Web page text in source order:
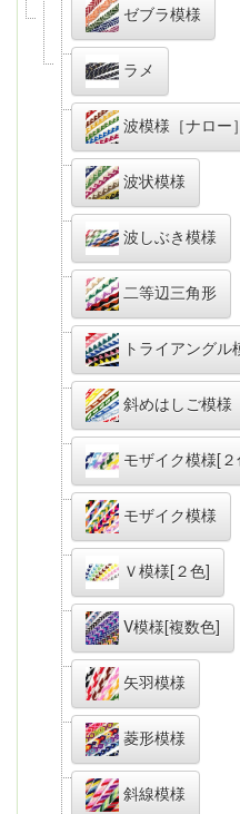
ゼブラ模様
ラメ
波模様［ナロー］
波状模様
波しぶき模様
二等辺三角形
トライアングル
斜めはしご模様
モザイク模様[２
モザイク模様
Ｖ模様[２色]
V模様[複数色]
矢羽模様
菱形模様
斜線模様